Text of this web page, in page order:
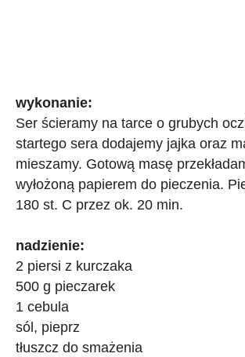
wykonanie:
Ser ścieramy na tarce o grubych
startego sera dodajemy jajka oraz
mieszamy. Gotową masę
wyłożoną papierem do pieczenia.
180 st. C przez ok. 20 min.
nadzienie:
2 piersi z kurczaka
500 g pieczarek
1 cebula
sól, pieprz
tłuszcz do smażenia